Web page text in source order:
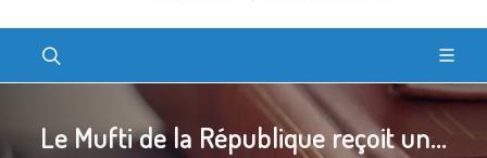
Le Mufti de la République reçoit un...